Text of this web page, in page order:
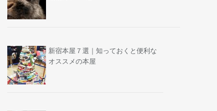
新宿本屋７選｜知っておくと便利な
オススメの本屋